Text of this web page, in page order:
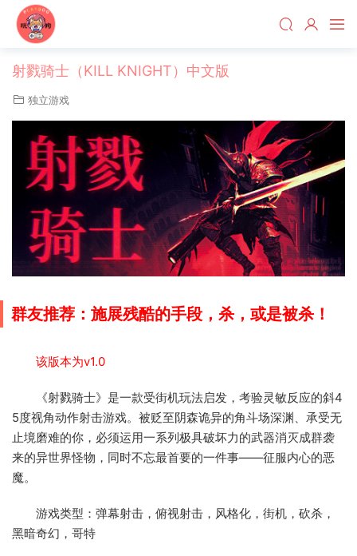
射戮骑士（KILL KNIGHT）中文版
独立游戏
群友推荐：施展残酷的手段， 杀，或是被杀！
该版本为v1.0
《射戮骑士》是一款受街机玩法启发，考验灵敏反应的斜4
5度视角动作射击游戏。被贬至阴森诡异的角斗场深渊、承受无
止境磨难的你，必须运用一系列极具破坏力的武器消灭成群袭
来的异世界怪物，同时不忘最首要的一件事——征服内心的恶
魔。
游戏类型：弹幕射击，俯视射击，风格化，街机，砍杀，
黑暗奇幻，哥特